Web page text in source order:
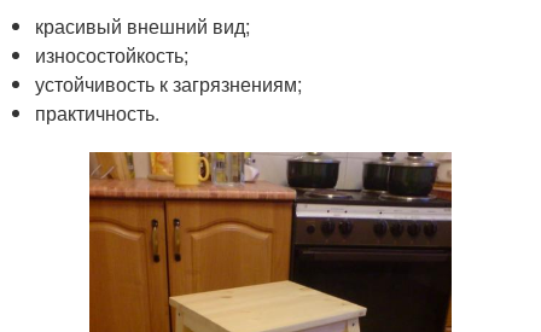
красивый внешний вид;
износостойкость;
устойчивость к загрязнениям;
практичность.